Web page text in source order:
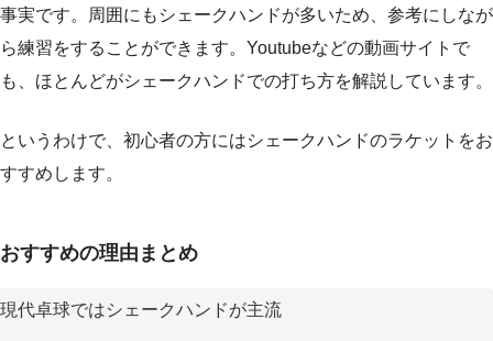
事実です。周囲にもシェークハンドが多いため、参考にしなが
ら練習をすることができます。Youtubeなどの動画サイトで
も、ほとんどがシェークハンドでの打ち方を解説しています。
というわけで、初心者の方にはシェークハンドのラケットをお
すすめします。
おすすめの理由まとめ
現代卓球ではシェークハンドが主流